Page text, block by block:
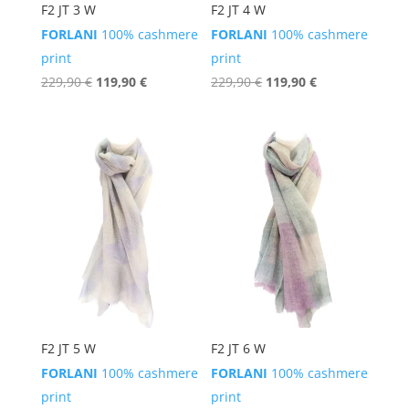
F2 JT 3 W
FORLANI 100% cashmere
print
229,90€ Ursprünglicher
229,90 €
119,90 €Aktueller
119,90 €.
F2 JT 4 W
FORLANI 100% cashmere
print
229,90€ Ursprünglicher
war:
229,90 €
119,90€Aktueller
119,90 €.
F2 JT 5 W
FORLANI 100% cashmere
print
F2 JT 6 W
FORLANI 100% cashmere
print